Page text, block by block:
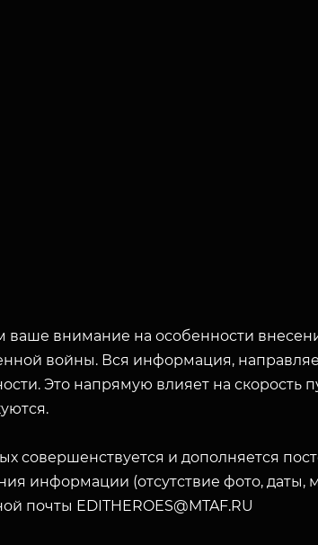
внимание на особенности
войны. Вся информация,
Это напрямую влияет на
совершенствуется и дополняется
информации (отсутствие фото,
почты EDITHEROES@MTAF.RU